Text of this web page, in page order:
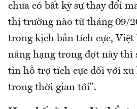
chưa có bất kỳ sự thay đổi
thị trường nào từ tháng 09/
trong kịch bản tích cực, Việt
nâng hạng trong đợt này thì
tin hỗ trợ tích cực đối với
trong thời gian tới".